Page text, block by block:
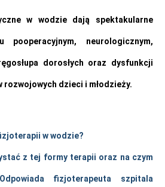
w wodzie dają spektakularne
neurologicznym,
dorosłych oraz dysfunkcji
rozwojowych dzieci i młodzieży.
w wodzie?
z tej formy terapii oraz na czym
fizjoterapeuta szpitala